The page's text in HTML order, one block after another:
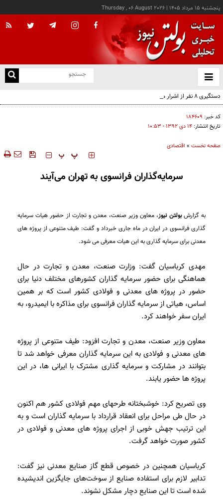
پنجشنبه ۱۵ مرداد ۱۴۰۵ |
Thursday , 06 August 2026
باز
و
دستگیری ۸ نفر از اشرار مسلح شاخص و مرتبطین گروهک‌های تروریستی
کد خبر: ۱۸۴۶۰۹
تاریخ انتشار: ۱۴ دی ۱۳۹۲ - ۱۰:۵۳
صفحه نخست » اقتصادی
‍‍‍ پ پ
سرمایه‌گذاران فرانسوی به تهران می‌آیند
به گزارشبولتن نیوز، معاون وزیر صنعت، معدن و تجارت از حضور هیات سرمایه
گذاری فرانسوی در ایران در ماه جاری خبرداد و گفت: طیف متنوعی از پروژه های
معدنی برای سرمایه گذاری به این هیات معرفی می شود.
مهدی کرباسیان گفت: وزارت صنعت، معدن و تجارت در حال
هماهنگی برای حضور سرمایه گذاران کشورهای مختلف دنیا برای
حضور در پروژه های معدنی و فولادی کشور است که بر همین
اساس، هیاتی از سرمایه گذاران فرانسوی برای مذاکره با ایمیدرو، به
ایران سفر خواهند کرد.
معاون وزیر صنعت، معدن و تجارت افزود: طیف متنوعی از پروژه
های معدنی و فولادی به این سرمایه گذاران معرفی خواهد شد تا
بتوانند در مشارکت و سرمایه گذاری مشترک با ایرانی ها، در این
پروژه ها حضور یابند.
وی تصریح کرد: خوشبختانه طرحهای مهم فولادی کشور هم اکنون
در حال طی مراحل برای انعقاد قرارداد با سرمایه گذاران است و به
این ترتیب جهش خوبی از اجرای پروژه های معدنی و فولادی در
کشور صورت خواهد گرفت.
کرباسیان همچنین در خصوص قطع گاز صنایع معدنی نیز گفت:
تدابیر لازم برای استفاده صنایع از سوخت‌های جایگزین اندیشیده
شده است تا این صنایع دچار مشکل نشوند.